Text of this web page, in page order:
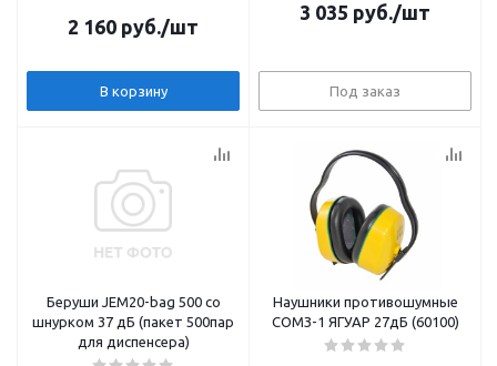
2 160 руб./шт
В корзину
3 035 руб./шт
Под заказ
Беруши JEM20-bag 500 со
шнурком 37 дБ (пакет 500пар
для диспенсера)
Наушники противошумные
СОМЗ-1 ЯГУАР 27дБ (60100)